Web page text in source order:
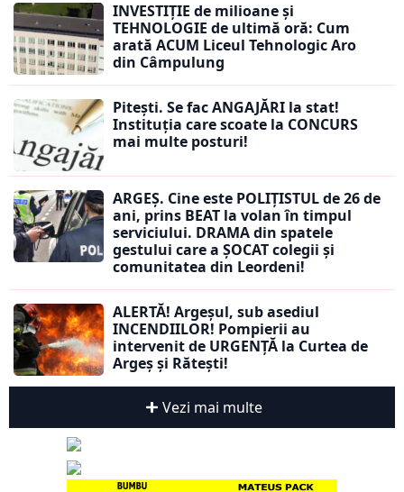
INVESTIȚIE de milioane și
TEHNOLOGIE de ultimă oră: Cum
arată ACUM Liceul Tehnologic Aro
din Câmpulung
Pitești. Se fac ANGAJĂRI la stat!
Instituția care scoate la CONCURS
mai multe posturi!
ARGEȘ. Cine este POLIȚISTUL de 26 de
ani, prins BEAT la volan în timpul
serviciului. DRAMA din spatele
gestului care a ȘOCAT colegii și
comunitatea din Leordeni!
ALERTĂ! Argeșul, sub asediul
INCENDIILOR! Pompierii au
intervenit de URGENȚĂ la Curtea de
Argeș și Rătești!
Vezi mai multe